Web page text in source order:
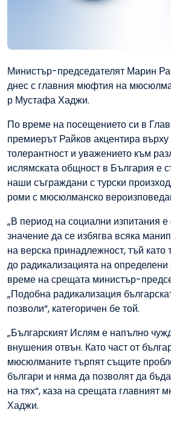
Министър-председателят Марин
днес с главния мюфтия на
р Мустафа Хаджи.
По време на посещението си в
премиерът Райков акцентира
толерантност и уважението към
ислямската общност в България е
наши съграждани с турски
роми с мюсюлманско
„В период на социални изпитания е
значение да се избягва всяка
на верска принадлежност, тъй
до радикализацията на определени
време на срещата министър-
„Подобна радикализация
позволи“, категоричен бе той.
„Българският Ислям е напълно
внушения отвън. Като част от
мюсюлманите търпят същите
българи и няма да позволят да
на тях“, каза на срещата
Хаджи.